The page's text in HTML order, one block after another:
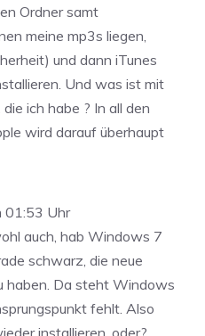
Ordner samt
meine mp3s liegen,
und dann iTunes
Und was ist mit
ich habe ? In all den
wird darauf überhaupt
01:53 Uhr
auch, hab Windows 7
schwarz, die neue
haben. Da steht Windows
fehlt. Also